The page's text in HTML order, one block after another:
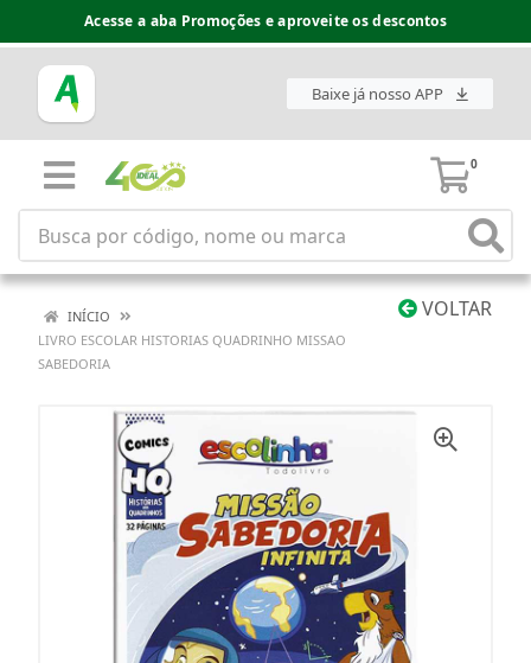
Acesse a aba Promoções e aproveite os descontos
Baixe já nosso APP
0
VOLTAR
INÍCIO
LIVRO ESCOLAR HISTORIAS QUADRINHO MISSAO
SABEDORIA